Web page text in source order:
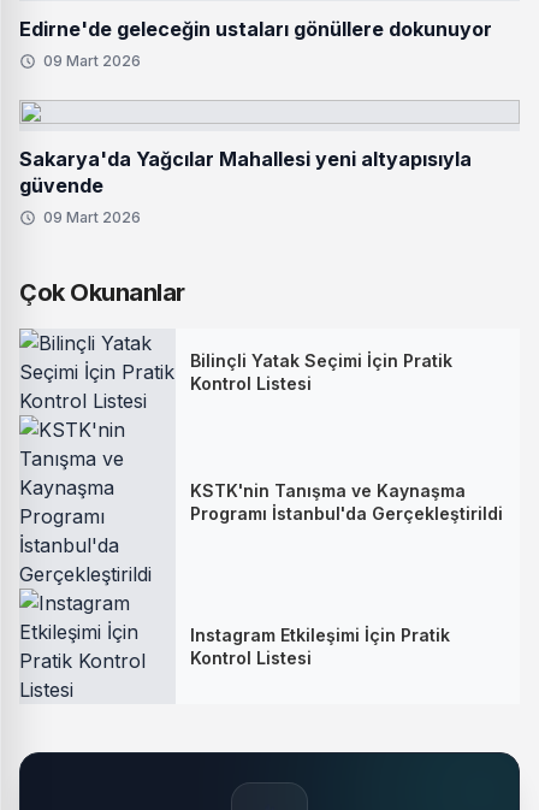
Edirne'de geleceğin ustaları gönüllere dokunuyor
09 Mart 2026
Sakarya'da Yağcılar Mahallesi yeni altyapısıyla
güvende
09 Mart 2026
Çok Okunanlar
Bilinçli Yatak Seçimi İçin Pratik
Kontrol Listesi
KSTK'nin Tanışma ve Kaynaşma
Programı İstanbul'da Gerçekleştirildi
Instagram Etkileşimi İçin Pratik
Kontrol Listesi